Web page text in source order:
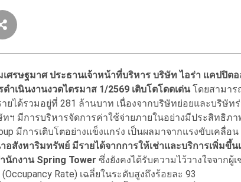
ศรษฐมาศ ประธานเจ้าหน้าที่บริหาร บริษัท ไอร่า แคปปิต
ดำเนินงานงวดไตรมาส 1/2569 เติบโตโดดเด่นโดยสามา
ยได้รวมอยู่ที่ 281 ล้านบาท เนื่องจากบริษัทย่อยและบริษัท
ฯ มีการบริหารจัดการค่าใช้จ่ายภายในอย่างมีประสิทธิภ
มีการเติบโตอย่างแข็งแกร่ง เป็นผลมาจากแรงขับเคลื่อ
อสังหาริมทรัพย์ มีรายได้จากการให้เช่าและบริการเพิ่มขึ้
นักงาน Spring Tower ซึ่งยังคงได้รับความไว้วางใจจากผู้
Rate) เฉลี่ยในระดับสูงถึงร้อยละ 93